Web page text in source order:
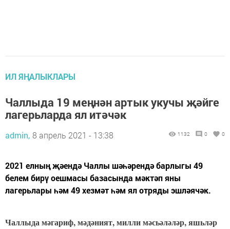
ИЛ ЯҢАЛЫКЛАРЫ
Чаллыда 19 меңнән артык укучы җәйге
лагерьларда ял итәчәк
admin, 8 апрель 2021 - 13:38 1132 0 0
2021 елның җәендә Чаллы шәһәрендә барлыгы 49
белем бирү оешмасы базасында мәктәп яны
лагерьлары һәм 49 хезмәт һәм ял отряды эшләячәк.
Чаллыда мәгариф, мәдәният, милли мәсьәләләр, яшьләр